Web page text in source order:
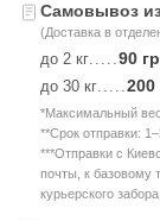
Самовывоз
(Доставка в
до 2 кг.....90
до 30 кг.....200
*Максимальный
**Срок отправки:
***Отправки с
почты, к базовому
курьерского забора.